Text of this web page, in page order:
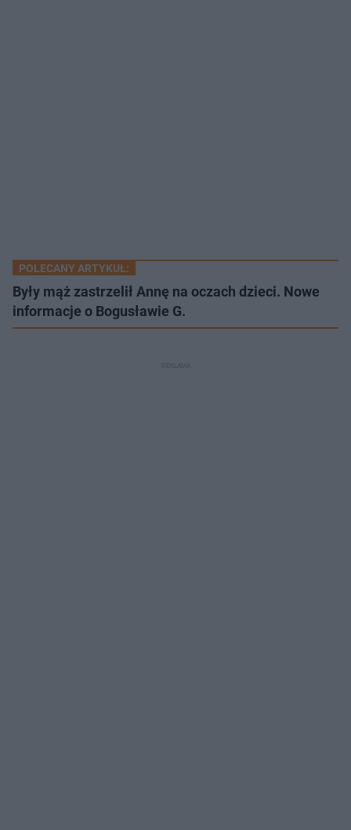
POLECANY ARTYKUŁ:
Były mąż zastrzelił Annę na oczach dzieci. Nowe
informacje o Bogusławie G.